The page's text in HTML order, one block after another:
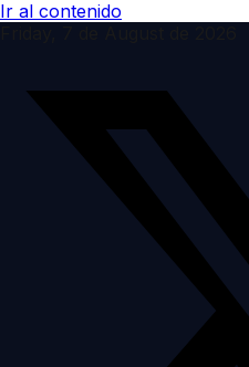
Ir al contenido